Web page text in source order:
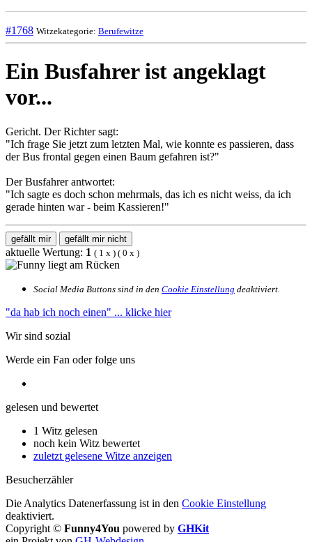
#1768 Witzekategorie: Berufewitze
Ein Busfahrer ist angeklagt
vor...
Gericht. Der Richter sagt:
"Ich frage Sie jetzt zum letzten Mal, wie konnte es passieren, dass
der Bus frontal gegen einen Baum gefahren ist?"
Der Busfahrer antwortet:
"Ich sagte es doch schon mehrmals, das ich es nicht weiss, da ich
gerade hinten war - beim Kassieren!"
gefällt mir gefällt mir nicht
aktuelle Wertung: 1 ( 1 x ) ( 0 x )
Social Media Buttons sind in den Cookie Einstellung deaktiviert.
"da hab ich noch einen" ... klicke hier
Wir sind sozial
Werde ein Fan oder folge uns
gelesen und bewertet
1 Witz gelesen
noch kein Witz bewertet
zuletzt gelesene Witze anzeigen
Besucherzähler
Die Analytics Datenerfassung ist in den Cookie Einstellung
deaktiviert.
Copyright © Funny4You powered by GHKit